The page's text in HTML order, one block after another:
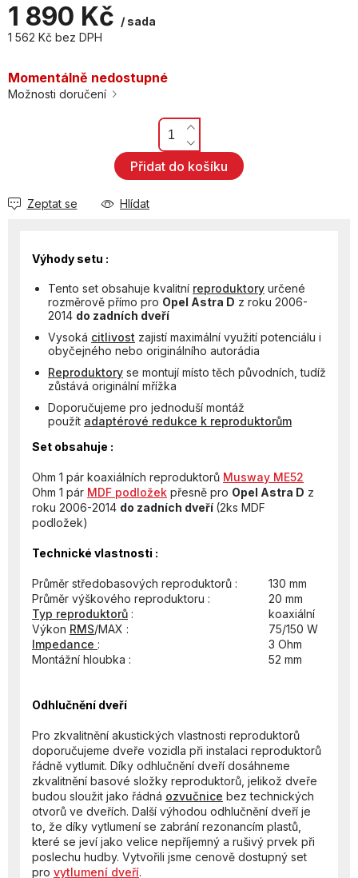
1 890 Kč / sada
1 562 Kč bez DPH
cena:
Momentálně nedostupné
Možnosti doručení
Přidat do košíku
Zeptat se Hlídat
Výhody setu :
Tento set obsahuje kvalitní reproduktory určené
rozměrově přímo pro Opel Astra D z roku 2006-
2014 do zadních dveří
Vysoká citlivost zajistí maximální využití potenciálu i
obyčejného nebo originálního autorádia
Reproduktory se montují místo těch původních, tudíž
zůstává originální mřížka
Doporučujeme pro jednoduší montáž
použít adaptérové redukce k reproduktorům
Set obsahuje :
Ohm 1 pár koaxiálních reproduktorů Musway ME52
Ohm 1 pár MDF podložek přesně pro Opel Astra D z
roku 2006-2014 do zadních dveří (2ks MDF
podložek)
Technické vlastnosti :
Průměr středobasových reproduktorů :
130 mm
Průměr výškového reproduktoru :
20 mm
Typ reproduktorů :
koaxiální
Výkon RMS/MAX :
75/150 W
Impedance :
3 Ohm
Montážní hloubka :
52 mm
Odhlučnění dveří
Pro zkvalitnění akustických vlastnosti reproduktorů
doporučujeme dveře vozidla při instalaci reproduktorů
řádně vytlumit. Díky odhlučnění dveří dosáhneme
zkvalitnění basové složky reproduktorů, jelikož dveře
budou sloužit jako řádná ozvučnice bez technických
otvorů ve dveřích. Další výhodou odhlučnění dveří je
to, že díky vytlumení se zabrání rezonancím plastů,
které se jeví jako velice nepříjemný a rušivý prvek při
poslechu hudby. Vytvořili jsme cenově dostupný set
pro vytlumení dveří.